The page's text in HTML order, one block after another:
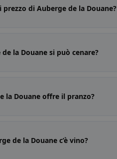
prezzo di Auberge de la Douane?
de la Douane si può cenare?
la Douane offre il pranzo?
de la Douane c’è vino?